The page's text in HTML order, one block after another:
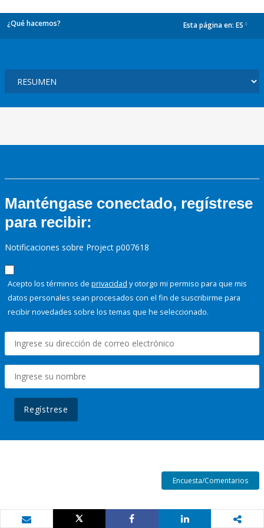
¿Qué hacemos? Esta página en: ES
Manténgase conectado, regístrese
para recibir:
Notificaciones sobre Project p007618
Acepto los términos de privacidad y otorgo mi permiso para que mis
datos personales sean procesados con el fin de suscribirme para
recibir novedades sobre los temas que he seleccionado.
Regístrese
Encuesta/Comentarios